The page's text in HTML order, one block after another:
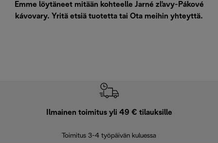
Emme löytäneet mitään kohteelle Jarné zľavy-Pákové
kávovary. Yritä etsiä tuotetta tai Ota meihin yhteyttä.
Ilmainen toimitus yli 49 € tilauksille
Toimitus 3-4 työpäivän kuluessa